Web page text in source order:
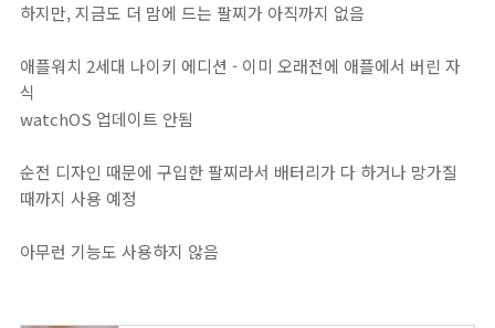
하지만, 지금도 더 맘에 드는 팔찌가 아직까지 없음
애플워치 2세대 나이키 에디션 - 이미 오래전에 애플에서 버린 자
식
watchOS 업데이트 안됨
순전 디자인 때문에 구입한 팔찌라서 배터리가 다 하거나 망가질
때까지 사용 예정
아무런 기능도 사용하지 않음